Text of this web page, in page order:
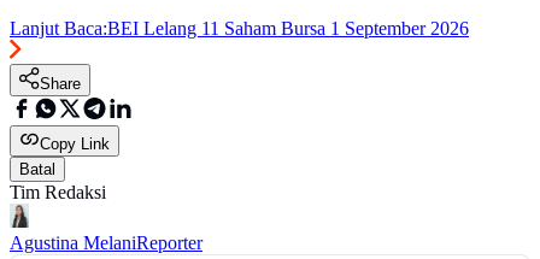
Lanjut Baca:BEI Lelang 11 Saham Bursa 1 September 2026
Share
Copy Link
Batal
Tim Redaksi
Agustina MelaniReporter